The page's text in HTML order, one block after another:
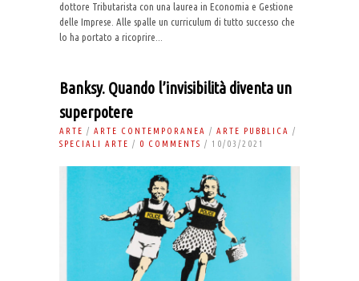
dottore Tributarista con una laurea in Economia e Gestione
delle Imprese. Alle spalle un curriculum di tutto successo che
lo ha portato a ricoprire...
Banksy. Quando l’invisibilità diventa un
superpotere
ARTE / ARTE CONTEMPORANEA / ARTE PUBBLICA /
SPECIALI ARTE / 0 COMMENTS / 10/03/2021